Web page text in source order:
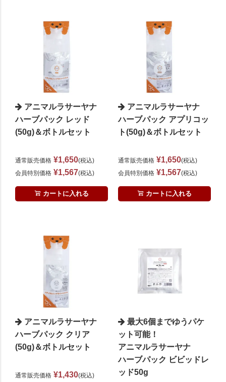
アニマルラサーヤナ
ハーブパック レッド
(50g)＆ボトルセット
通常販売価格 ¥1,650 税込
会員特別価格 ¥1,567 税込
カートに入れる
アニマルラサーヤナ
ハーブパック アプリコッ
ト(50g)＆ボトルセット
通常販売価格 ¥1,650 税込
会員特別価格 ¥1,567 税込
カートに入れる
アニマルラサーヤナ
ハーブパック クリア
(50g)＆ボトルセット
通常販売価格 ¥1,430 税込
最大6個までゆうパケ
ット可能！
アニマルラサーヤナ
ハーブパック ビビッドレ
ッド50g